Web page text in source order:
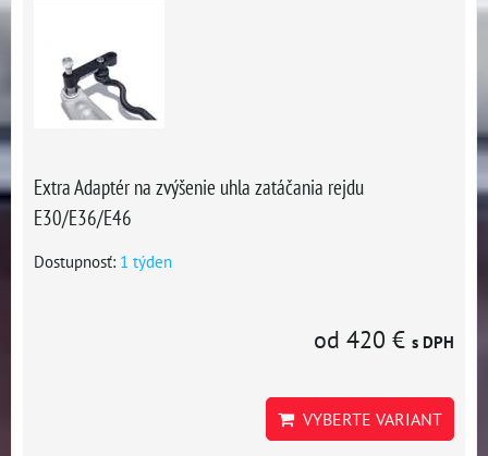
Extra Adaptér na zvýšenie uhla zatáčania rejdu
E30/E36/E46
Dostupnosť: 1 týden
od 420 € s DPH
VYBERTE VARIANT